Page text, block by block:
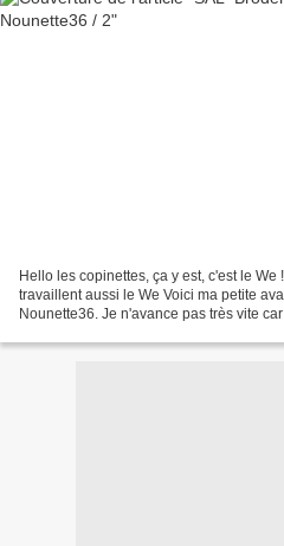
Hello les copinettes, ça y est, c'est le
travaillent aussi le We Voici ma petite
Nounette36. Je n'avance pas très vite